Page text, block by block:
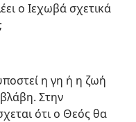
ο Ιεχωβά σχετικά
η γη ή η ζωή
Στην
ότι ο Θεός θα